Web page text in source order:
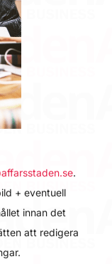
.
+ eventuell
innan det
att redigera